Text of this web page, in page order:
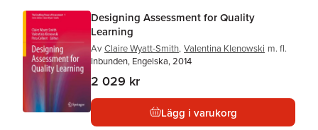
Designing Assessment for Quality
Learning
Av Claire Wyatt-Smith, Valentina Klenowski m. fl.
Inbunden, Engelska, 2014
2 029 kr
Lägg i varukorg